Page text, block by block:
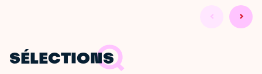
SÉLECTIONS